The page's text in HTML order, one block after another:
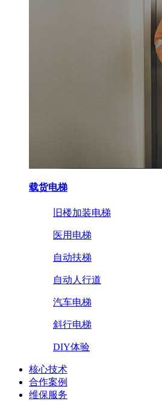
载货电梯
旧楼加装电梯
医用电梯
自动扶梯
自动人行道
汽车电梯
斜行电梯
DIY体验
核心技术
合作案例
维保服务